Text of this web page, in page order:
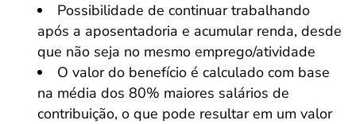
Possibilidade de continuar trabalhando
após a aposentadoria e acumular renda, desde
que não seja no mesmo emprego/atividade
O valor do benefício é calculado com base
na média dos 80% maiores salários de
contribuição, o que pode resultar em um valor